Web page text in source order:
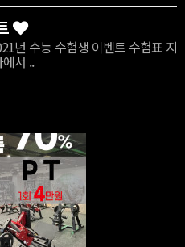
년 수능 수험생 이벤트 수험표 지
서 ..